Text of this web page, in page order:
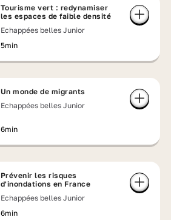
Tourisme vert : redynamiser
les espaces de faible densité
Echappées belles Junior
5min
Un monde de migrants
Echappées belles Junior
6min
Prévenir les risques
d'inondations en France
Echappées belles Junior
6min